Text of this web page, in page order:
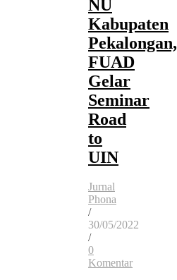
NU
Kabupaten
Pekalongan,
FUAD
Gelar
Seminar
Road
to
UIN
Jurnal
Phona
/
30/05/2022
/
0
Komentar